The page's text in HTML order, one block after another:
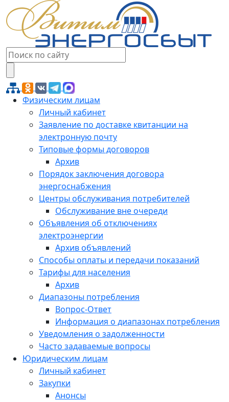
Физическим лицам
Личный кабинет
Заявление по доставке квитанции на
электронную почту
Типовые формы договоров
Архив
Порядок заключения договора
энергоснабжения
Центры обслуживания потребителей
Обслуживание вне очереди
Объявления об отключениях
электроэнергии
Архив объявлений
Способы оплаты и передачи показаний
Тарифы для населения
Архив
Диапазоны потребления
Вопрос-Ответ
Информация о диапазонах потребления
Уведомления о задолженности
Часто задаваемые вопросы
Юридическим лицам
Личный кабинет
Закупки
Анонсы